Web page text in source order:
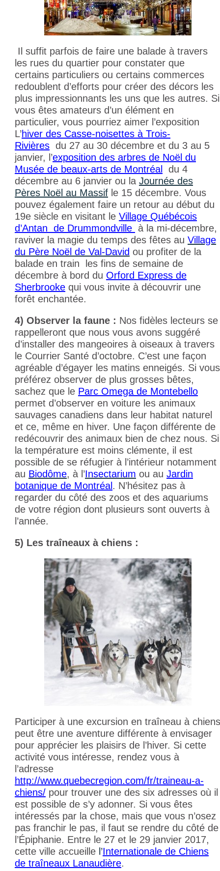
Il suffit parfois de faire une balade à travers
les rues du quartier pour constater que
certains particuliers ou certains commerces
redoublent d’efforts pour créer des décors les
plus impressionnants les uns que les autres. Si
vous êtes amateurs d’un élément en
particulier, vous pourriez aimer l’exposition
L’hiver des Casse-noisettes à Trois-
Rivières du 27 au 30 décembre et du 3 au 5
janvier, l’exposition des arbres de Noël du
Musée de beaux-arts de Montréal du 4
décembre au 6 janvier ou la Journée des
Pères Noël au Massif le 15 décembre. Vous
pouvez également faire un retour au début du
19e siècle en visitant le Village Québécois
d’Antan de Drummondville à la mi-décembre,
raviver la magie du temps des fêtes au Village
du Père Noël de Val-David ou profiter de la
balade en train les fins de semaine de
décembre à bord du Orford Express de
Sherbrooke qui vous invite à découvrir une
forêt enchantée.
4) Observer la faune : Nos fidèles lecteurs se
rappelleront que nous vous avons suggéré
d’installer des mangeoires à oiseaux à travers
le Courrier Santé d’octobre. C’est une façon
agréable d’égayer les matins enneigés. Si vous
préférez observer de plus grosses bêtes,
sachez que le Parc Omega de Montebello
permet d’observer en voiture les animaux
sauvages canadiens dans leur habitat naturel
et ce, même en hiver. Une façon différente de
redécouvrir des animaux bien de chez nous. Si
la température est moins clémente, il est
possible de se réfugier à l’intérieur notamment
au Biodôme, à l’Insectarium ou au Jardin
botanique de Montréal. N’hésitez pas à
regarder du côté des zoos et des aquariums
de votre région dont plusieurs sont ouverts à
l’année.
5) Les traîneaux à chiens :
Participer à une excursion en traîneau à chiens
peut être une aventure différente à envisager
pour apprécier les plaisirs de l’hiver. Si cette
activité vous intéresse, rendez vous à
l’adresse
http://www.quebecregion.com/fr/traineau-a-
chiens/ pour trouver une des six adresses où il
est possible de s’y adonner. Si vous êtes
intéressés par la chose, mais que vous n’osez
pas franchir le pas, il faut se rendre du côté de
l’Épiphanie. Entre le 27 et le 29 janvier 2017,
cette ville accueille l’Internationale de Chiens
de traîneaux Lanaudière.